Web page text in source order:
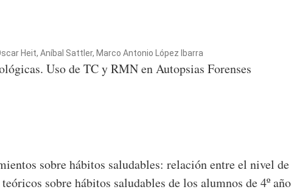
Heit, Aníbal Sattler, Marco Antonio López Ibarra
Uso de TC y RMN en Autopsias Forenses
sobre hábitos saludables: relación entre el nivel de
sobre hábitos saludables de los alumnos de 4º